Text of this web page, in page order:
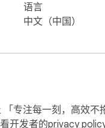
语言
中文（中国）
专注每一刻，高效
开发者的privacy